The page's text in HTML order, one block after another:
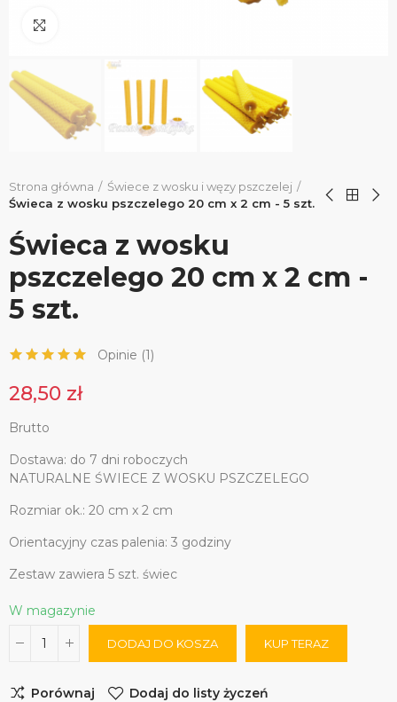
Strona główna
Świece z wosku i węzy pszczelej
Świeca z wosku pszczelego 20 cm x 2 cm - 5 szt.
Świeca z wosku
pszczelego 20 cm x 2 cm -
5 szt.
Opinie (1)
28,50 zł
Brutto
Dostawa: do 7 dni roboczych
NATURALNE ŚWIECE Z WOSKU PSZCZELEGO
Rozmiar ok.: 20 cm x 2 cm
Orientacyjny czas palenia: 3 godziny
Zestaw zawiera 5 szt. świec
W magazynie
DODAJ DO KOSZA KUP TERAZ
Porównaj Dodaj do listy życzeń